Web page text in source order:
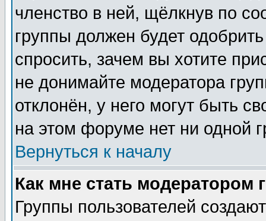
членство в ней, щёлкнув по
группы должен будет
спросить, зачем вы хотите
не донимайте модератора
отклонён, у него могут быть
на этом форуме нет ни одной
Вернуться к началу
Как мне стать модератором
Группы пользователей